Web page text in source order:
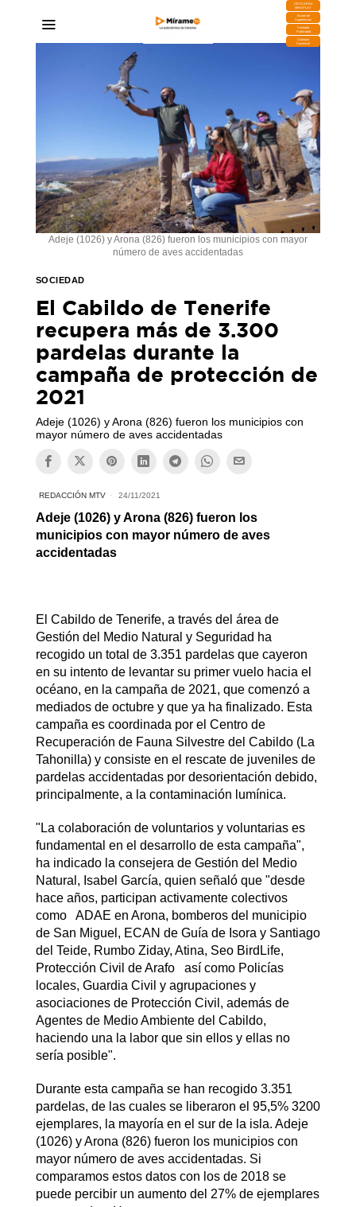
DESCARGA
MIRAPLAY
Buzón de
Sugerencias
Contratar
Publicidad
Contacto
Comercial
Adeje (1026) y Arona (826) fueron los municipios con mayor
número de aves accidentadas
SOCIEDAD
El Cabildo de Tenerife
recupera más de 3.300
pardelas durante la
campaña de protección de
2021
Adeje (1026) y Arona (826) fueron los municipios con
mayor número de aves accidentadas
REDACCIÓN MTV 24/11/2021
Adeje (1026) y Arona (826) fueron los
municipios con mayor número de aves
accidentadas
El Cabildo de Tenerife, a través del área de
Gestión del Medio Natural y Seguridad ha
recogido un total de 3.351 pardelas que cayeron
en su intento de levantar su primer vuelo hacia el
océano, en la campaña de 2021, que comenzó a
mediados de octubre y que ya ha finalizado. Esta
campaña es coordinada por el Centro de
Recuperación de Fauna Silvestre del Cabildo (La
Tahonilla) y consiste en el rescate de juveniles de
pardelas accidentadas por desorientación debido,
principalmente, a la contaminación lumínica.
"La colaboración de voluntarios y voluntarias es
fundamental en el desarrollo de esta campaña",
ha indicado la consejera de Gestión del Medio
Natural, Isabel García, quien señaló que "desde
hace años, participan activamente colectivos
como ADAE en Arona, bomberos del municipio
de San Miguel, ECAN de Guía de Isora y Santiago
del Teide, Rumbo Ziday, Atina, Seo BirdLife,
Protección Civil de Arafo así como Policías
locales, Guardia Civil y agrupaciones y
asociaciones de Protección Civil, además de
Agentes de Medio Ambiente del Cabildo,
haciendo una la labor que sin ellos y ellas no
sería posible".
Durante esta campaña se han recogido 3.351
pardelas, de las cuales se liberaron el 95,5% 3200
ejemplares, la mayoría en el sur de la isla. Adeje
(1026) y Arona (826) fueron los municipios con
mayor número de aves accidentadas. Si
comparamos estos datos con los de 2018 se
puede percibir un aumento del 27% de ejemplares